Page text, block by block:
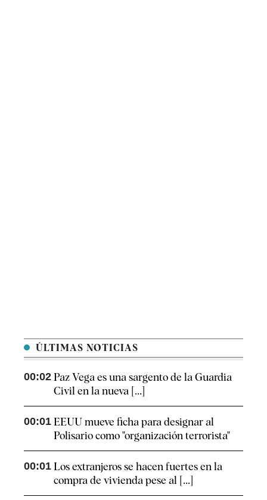
ÚLTIMAS NOTICIAS
00:02 Paz Vega es una sargento de la Guardia
Civil en la nueva [...]
00:01 EEUU mueve ficha para designar al
Polisario como "organización terrorista"
00:01 Los extranjeros se hacen fuertes en la
compra de vivienda pese al [...]